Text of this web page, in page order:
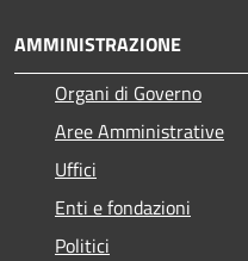
AMMINISTRAZIONE
Organi di Governo
Aree Amministrative
Uffici
Enti e fondazioni
Politici